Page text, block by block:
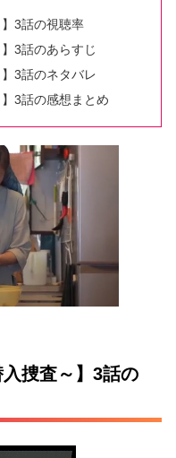
3話の視聴率
3話のあらすじ
3話のネタバレ
3話の感想まとめ
入捜査～】3話の